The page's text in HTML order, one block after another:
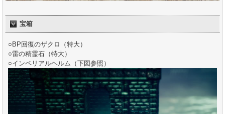
宝箱
○BP回復のザクロ（特大）
○雷の精霊石（特大）
○インペリアルヘルム（下図参照）